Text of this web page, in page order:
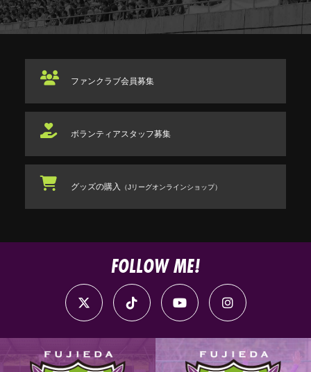
ファンクラブ会員募集
ボランティアスタッフ募集
グッズの購入 （Jリーグオンラインショップ）
FOLLOW ME!